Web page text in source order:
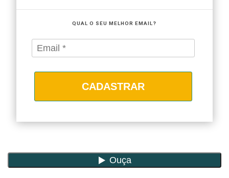
QUAL O SEU MELHOR EMAIL?
CADASTRAR